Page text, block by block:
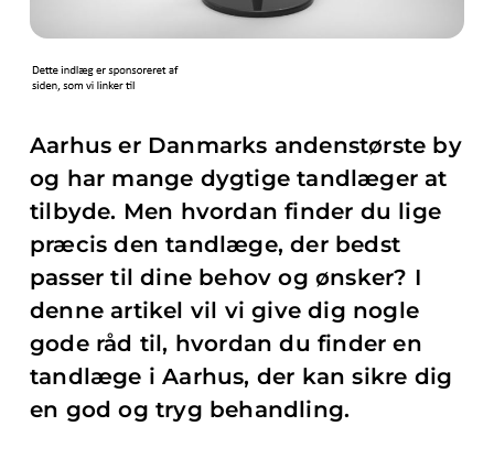
Aarhus er Danmarks andenstørste by
og har mange dygtige tandlæger at
tilbyde. Men hvordan finder du lige
præcis den tandlæge, der bedst
passer til dine behov og ønsker? I
denne artikel vil vi give dig nogle
gode råd til, hvordan du finder en
tandlæge i Aarhus, der kan sikre dig
en god og tryg behandling.